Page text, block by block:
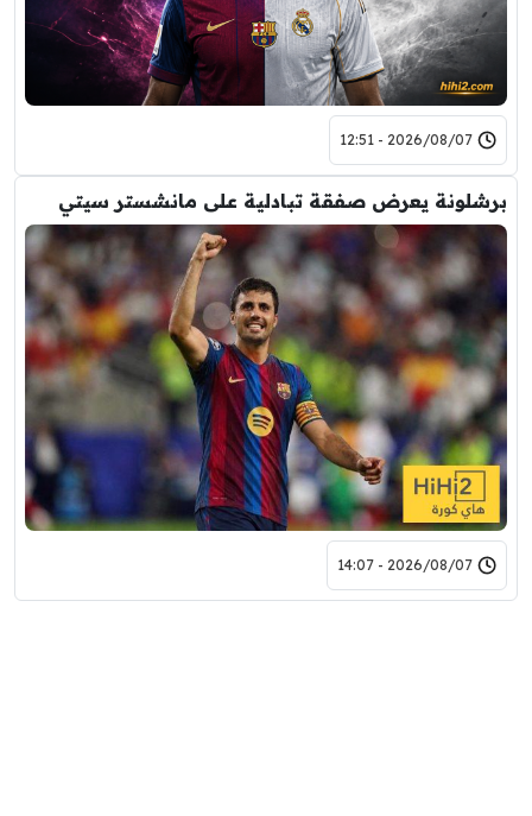
2026/08/07 - 12:51
برشلونة يعرض صفقة تبادلية على مانشستر سيتي
2026/08/07 - 14:07